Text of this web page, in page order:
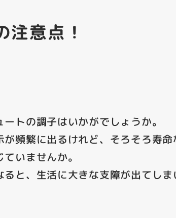
意点！
トの調子はいかがでしょうか。
頻繁に出るけれど、そろそろ寿
いませんか。
と、生活に大きな支障が出てし